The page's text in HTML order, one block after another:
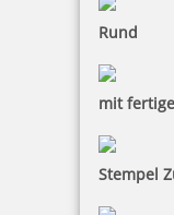
Rund
mit
Stempel
Jetzt gestalten
Colop